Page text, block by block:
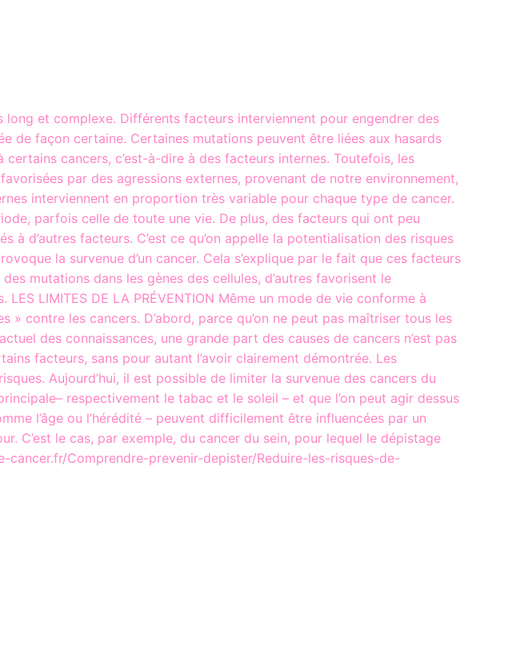
long et complexe. Différents facteurs interviennent pour engendrer des
de façon certaine. Certaines mutations peuvent être liées aux hasards
cancers, c’est-à-dire à des facteurs internes. Toutefois, les
par des agressions externes, provenant de notre environnement,
interviennent en proportion très variable pour chaque type de cancer.
parfois celle de toute une vie. De plus, des facteurs qui ont peu
à d’autres facteurs. C’est ce qu’on appelle la potentialisation des risques
la survenue d’un cancer. Cela s’explique par le fait que ces facteurs
mutations dans les gènes des cellules, d’autres favorisent le
LIMITES DE LA PRÉVENTION Même un mode de vie conforme à
contre les cancers. D’abord, parce qu’on ne peut pas maîtriser tous les
des connaissances, une grande part des causes de cancers n’est pas
facteurs, sans pour autant l’avoir clairement démontrée. Les
Aujourd’hui, il est possible de limiter la survenue des cancers du
respectivement le tabac et le soleil – et que l’on peut agir dessus
l’âge ou l’hérédité – peuvent difficilement être influencées par un
C’est le cas, par exemple, du cancer du sein, pour lequel le dépistage
cancer.fr/Comprendre-prevenir-depister/Reduire-les-risques-de-